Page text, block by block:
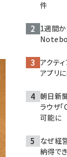
件
1週間
アクテ
アプリ
朝日新
ラウザ
可能に
なぜ経
納得で